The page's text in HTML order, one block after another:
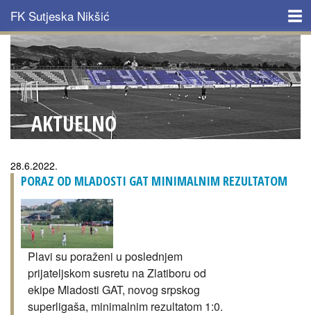
Skip to main content
FK Sutjeska Nikšić
NASLOVNA
KLUB
ISTORIJAT
MULTIMEDIJA
KONTAKT
AKTUELNO
28.6.2022.
PORAZ OD MLADOSTI GAT MINIMALNIM REZULTATOM
Plavi su poraženi u poslednjem
prijateljskom susretu na Zlatiboru od
ekipe Mladosti GAT, novog srpskog
superligaša, minimalnim rezultatom 1:0.
Pages